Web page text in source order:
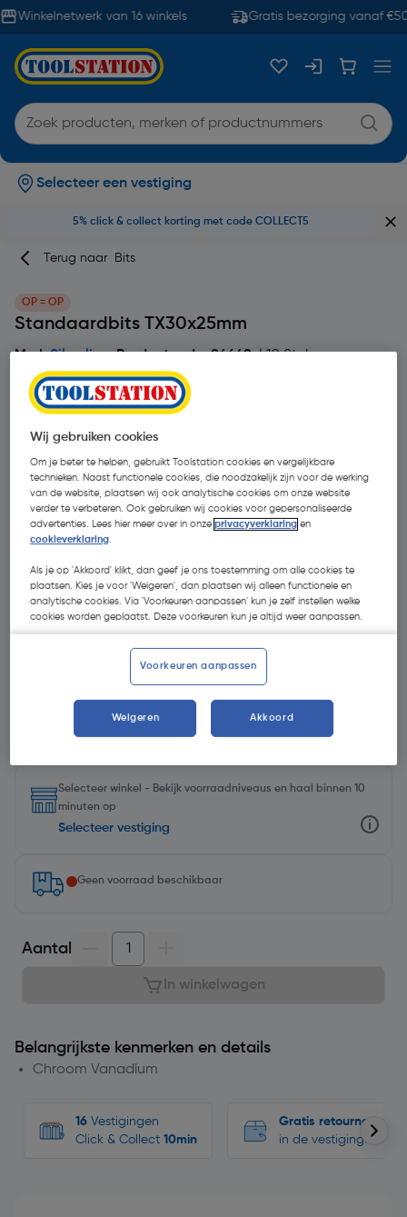
Winkelnetwerk van 16 winkels Gratis bezorging vanaf €50
Selecteer een vestiging
5% click & collect korting met code COLLECT5
Terug naar Bits
OP = OP
Standaardbits TX30x25mm
MerkSilverline Productcode: 86649 | 10 Stuks
4.4 10 Beoordelingen
| Excl. btw € 0,98
Selecteer winkel - Bekijk voorraadniveaus en haal binnen 10
minuten op
Selecteer vestiging
Geen voorraad beschikbaar
Aantal
In winkelwagen
Belangrijkste kenmerken en details
Chroom Vanadium
16 Vestigingen
Click & Collect 10min
Gratis retourneren
in de vestigingen
Wij gebruiken cookies
Om je beter te helpen, gebruikt Toolstation cookies en vergelijkbare
technieken. Naast functionele cookies, die noodzakelijk zijn voor de werking
van de website, plaatsen wij ook analytische cookies om onze website
verder te verbeteren. Ook gebruiken wij cookies voor gepersonaliseerde
advertenties. Lees hier meer over in onzeprivacyverklaring en
cookieverklaring.
Als je op 'Akkoord' klikt, dan geef je ons toestemming om alle cookies te
plaatsen. Kies je voor 'Weigeren', dan plaatsen wij alleen functionele en
analytische cookies. Via 'Voorkeuren aanpassen' kun je zelf instellen welke
cookies worden geplaatst. Deze voorkeuren kun je altijd weer aanpassen.
Voorkeuren aanpassen
Weigeren Akkoord